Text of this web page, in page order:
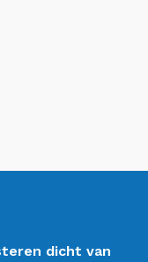
dicht van